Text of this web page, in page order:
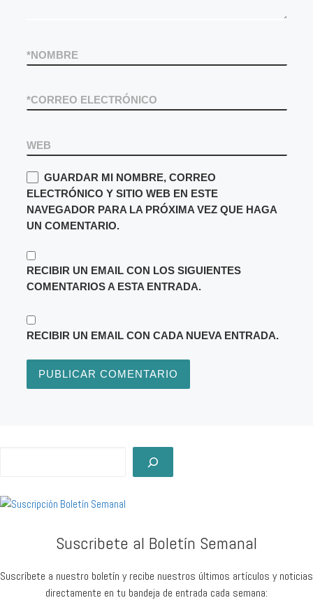
NOMBRE
*
CORREO ELECTRÓNICO
*
WEB
GUARDAR MI NOMBRE, CORREO
ELECTRÓNICO Y SITIO WEB EN ESTE
NAVEGADOR PARA LA PRÓXIMA VEZ QUE HAGA
UN COMENTARIO.
RECIBIR UN EMAIL CON LOS SIGUIENTES
COMENTARIOS A ESTA ENTRADA.
RECIBIR UN EMAIL CON CADA NUEVA ENTRADA.
Suscribete al Boletín Semanal
Suscríbete a nuestro boletín y recibe nuestros últimos artículos y noticias
directamente en tu bandeja de entrada cada semana: